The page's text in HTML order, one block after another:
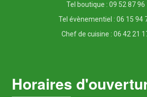
Tel boutique : 09 52 87 96
Tel évènementiel : 06 15 94
Chef de cuisine : 06 42 21
Horaires